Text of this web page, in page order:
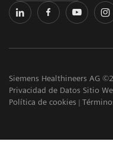
Siemens Healthineers AG
Privacidad de Datos Sitio
Política de cookies